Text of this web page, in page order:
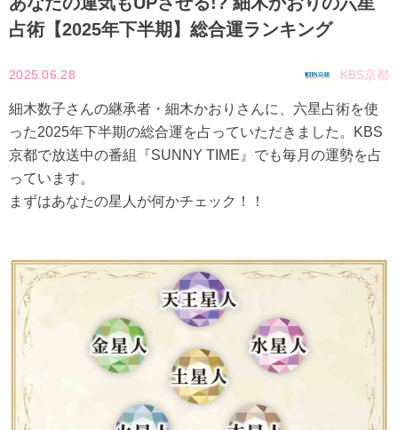
占術【2025年下半期】総合運ランキング
2025.06.28 KBS京都
細木数子さんの継承者・細木かおりさんに、六星占術を使
った2025年下半期の総合運を占っていただきました。KBS
京都で放送中の番組『SUNNY TIME』でも毎月の運勢を占
っています。
まずはあなたの星人が何かチェック！！